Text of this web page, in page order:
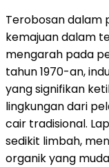
Terobosan dalam
kemajuan dalam
mengarah pada
tahun 1970-an,
yang signifikan
lingkungan dari
cair tradisional.
sedikit limbah,
organik yang